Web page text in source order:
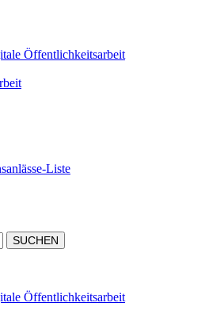
Öffentlichkeitsarbeit
Liste
Öffentlichkeitsarbeit